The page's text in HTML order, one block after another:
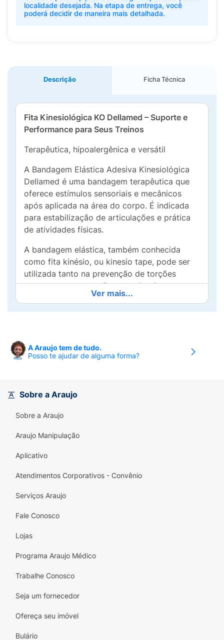
localidade desejada. Na etapa de entrega, você
poderá decidir de maneira mais detalhada.
Descrição Ficha Técnica
Fita Kinesiológica KO Dellamed – Suporte e
Performance para Seus Treinos
Terapêutica, hipoalergênica e versátil
A Bandagem Elástica Adesiva Kinesiológica
Dellamed é uma bandagem terapêutica que
oferece estímulos sensoriais e mecânicos
após aplicada na área do corpo. É indicada
para estabilização de articulações e prática
de atividades físicas.
A bandagem elástica, também conhecida
como fita kinésio, ou kinesio tape, pode ser
utilizada tanto na prevenção de torções
quanto na recuperação muscular. A
bandagem possui efetiva ação em aplicações
pós cirúrgicas, na fisioterapia, ajudando a
recuperação em diferentes situações.
Ver mais...
A Araujo tem de tudo.
Posso te ajudar de alguma forma?
Sobre a Araujo
Sobre a Araujo
Araujo Manipulação
Aplicativo
Atendimentos Corporativos - Convênio
Serviços Araujo
Fale Conosco
Lojas
Programa Araujo Médico
Trabalhe Conosco
Seja um fornecedor
Ofereça seu imóvel
Bulário